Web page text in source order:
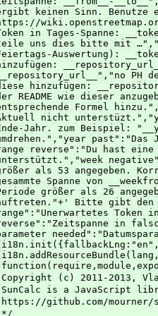
Copyright (c) 2011-2013,
SunCalc is a JavaScript
https://github.com/mourner/
*/